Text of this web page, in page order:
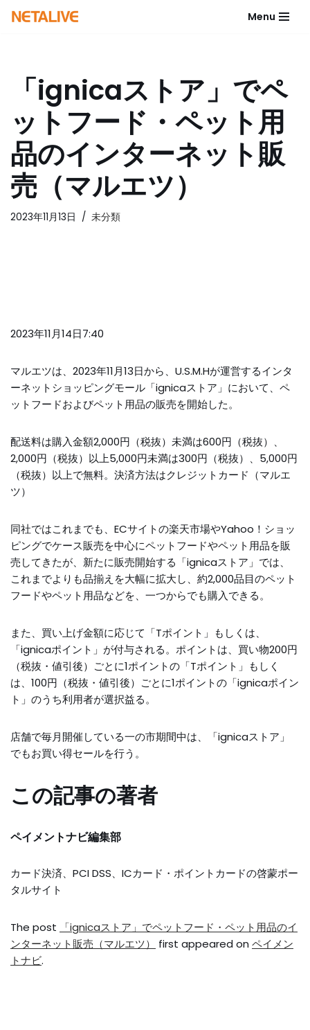
へ
ス
キ
ッ
プ
Menu
「ignicaストア」でペ
ットフード・ペット用
品のインターネット販
売（マルエツ）
2023年11月13日 未分類
2023年11月14日7:40
マルエツは、2023年11月13日から、U.S.M.Hが運営するインタ
ーネットショッピングモール「ignicaストア」において、ペ
ットフードおよびペット用品の販売を開始した。
配送料は購入金額2,000円（税抜）未満は600円（税抜）、
2,000円（税抜）以上5,000円未満は300円（税抜）、5,000円
（税抜）以上で無料。決済方法はクレジットカード（マルエ
ツ）
同社ではこれまでも、ECサイトの楽天市場やYahoo！ショッ
ピングでケース販売を中心にペットフードやペット用品を販
売してきたが、新たに販売開始する「ignicaストア」では、
これまでよりも品揃えを大幅に拡大し、約2,000品目のペット
フードやペット用品などを、一つからでも購入できる。
また、買い上げ金額に応じて「Tポイント」もしくは、
「ignicaポイント」が付与される。ポイントは、買い物200円
（税抜・値引後）ごとに1ポイントの「Tポイント」もしく
は、100円（税抜・値引後）ごとに1ポイントの「ignicaポイン
ト」のうち利用者が選択益る。
店舗で毎月開催している一の市期間中は、「ignicaストア」
でもお買い得セールを行う。
この記事の著者
ペイメントナビ編集部
カード決済、PCI DSS、ICカード・ポイントカードの啓蒙ポー
タルサイト
The post
「ignicaストア」でペットフード・ペット用品のイ
ンターネット販売（マルエツ）
first appeared on ペイメン
トナビ.